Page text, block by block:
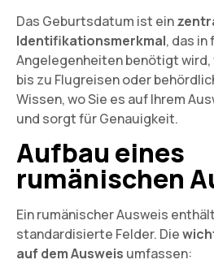
Das Geburtsdatum ist ein
Identifikationsmerkmal, das
Angelegenheiten benötigt
bis zu Flugreisen oder
Wissen, wo Sie es auf Ihrem
und sorgt für Genauigkeit.
Aufbau eines
rumänischen
Ein rumänischer Ausweis
standardisierte Felder. Die
auf dem Ausweis umfassen: